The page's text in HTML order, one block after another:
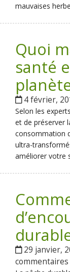
mauvaises
Quoi
santé
4 février,
Selon les
et de préserver
consommation
ultra-
améliorer votre
29 janvier,
commentaires